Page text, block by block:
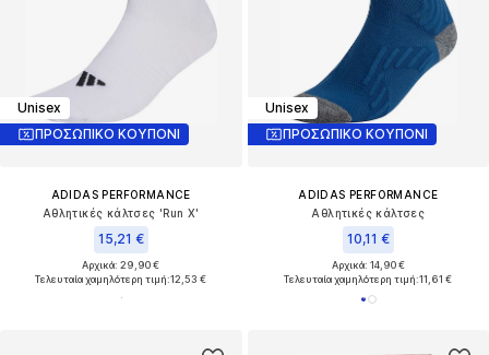
Unisex
ΠΡΟΣΩΠΙΚΟ ΚΟΥΠΟΝΙ
ADIDAS PERFORMANCE
Αθλητικές κάλτσες 'Run X'
15,21 €
Αρχικά: 29,90 €
Τελευταία χαμηλότερη τιμή:12,53 €
Unisex
ΠΡΟΣΩΠΙΚΟ ΚΟΥΠΟΝΙ
ADIDAS PERFORMANCE
Αθλητικές κάλτσες
10,11 €
Αρχικά: 14,90 €
Τελευταία χαμηλότερη τιμή:11,61 €